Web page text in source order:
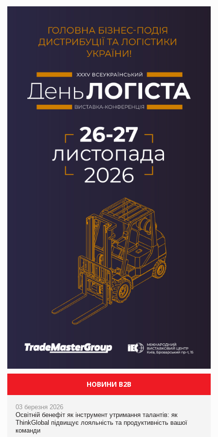
НОВИНИ B2B
03 березня 2026
Освітній бенефіт як інструмент утримання талантів: як
ThinkGlobal підвищує лояльність та продуктивність вашої
команди